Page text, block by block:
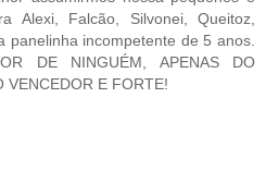
Alexi, Falcão, Silvonei, Queitoz,
panelinha incompetente de 5 anos.
DE NINGUÉM, APENAS DO
VENCEDOR E FORTE!